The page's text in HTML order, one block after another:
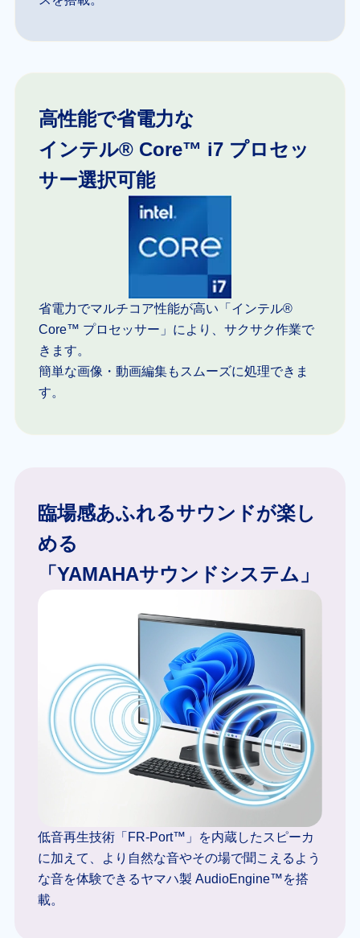
高性能で省電力な
インテル® Core™ i7 プロセッ
サー選択可能
省電力でマルチコア性能が高い「インテル®
Core™ プロセッサー」により、サクサク作業で
きます。
簡単な画像・動画編集もスムーズに処理できま
す。
臨場感あふれるサウンドが楽し
める
「YAMAHAサウンドシステム」
低音再生技術「FR-Port™」を内蔵したスピーカ
に加えて、より自然な音やその場で聞こえるよう
な音を体験できるヤマハ製 AudioEngine™を搭
載。